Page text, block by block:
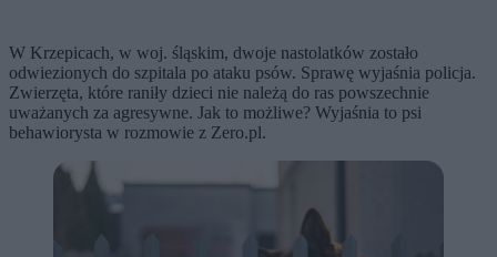
W Krzepicach, w woj. śląskim, dwoje nastolatków zostało
odwiezionych do szpitala po ataku psów. Sprawę wyjaśnia policja.
Zwierzęta, które raniły dzieci nie należą do ras powszechnie
uważanych za agresywne. Jak to możliwe? Wyjaśnia to psi
behawiorysta w rozmowie z Zero.pl.